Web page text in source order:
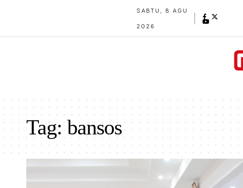
SABTU, 8 AGU
2026
Tag:bansos